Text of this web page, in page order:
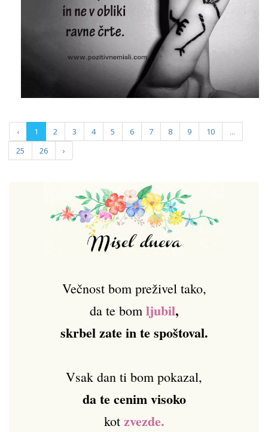
‹ 1 2 3 4 5 6 7 8 9 10
...
25
26 ›
Večnost bom preživel tako,
da te bom ljubil,
skrbel zate in te spoštoval.
Vsak dan ti bom pokazal,
da te cenim visoko
kot zvezde.